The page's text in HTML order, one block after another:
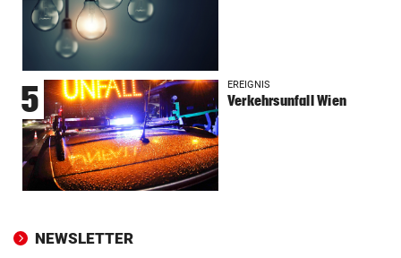
5 EREIGNIS
Verkehrsunfall Wien
NEWSLETTER